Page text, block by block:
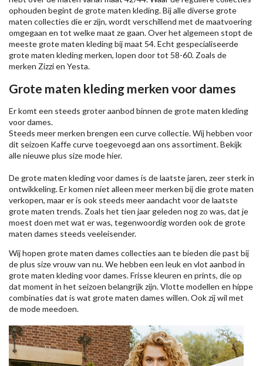
ophouden begint de grote maten kleding. Bij alle diverse grote
maten collecties die er zijn, wordt verschillend met de maatvoering
omgegaan en tot welke maat ze gaan. Over het algemeen stopt de
meeste grote maten kleding bij maat 54. Echt gespecialiseerde
grote maten kleding merken, lopen door tot 58-60. Zoals de
merken Zizzien Yesta.
Grote maten kleding merken voor dames
Er komt een steeds groter aanbod binnen de grote maten kleding
voor dames.
Steeds meer merken brengen een curve collectie. Wij hebben voor
dit seizoen Kaffecurve toegevoegd aan ons assortiment. Bekijk
alle nieuweplus size modehier.
De grote maten kleding voor dames is de laatste jaren, zeer sterk in
ontwikkeling. Er komen niet alleen meer merken bij die grote maten
verkopen, maar er is ook steeds meer aandacht voor de laatste
grote maten trends. Zoals het tien jaar geleden nog zo was, dat je
moest doen met wat er was, tegenwoordig worden ook de grote
maten dames steeds veeleisender.
Wij hopen grote maten dames collecties aan te bieden die past bij
de plus size vrouw van nu. We hebben een leuk en vlot aanbod in
grote maten kleding voor dames. Frisse kleuren en prints, die op
dat moment in het seizoen belangrijk zijn. Vlotte modellen en hippe
combinaties dat is wat grote maten dames willen. Ook zij wil met
de mode meedoen.